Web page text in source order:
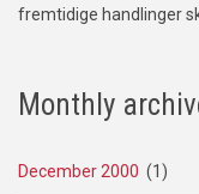
fremtidige handlinger
Monthly
December 2000 (1)